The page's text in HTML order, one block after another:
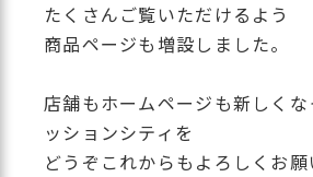
たくさんご覧いただけるよう
商品ページも増設しました。
店舗もホームページも新しく
ッションシティを
どうぞこれからもよろしくお